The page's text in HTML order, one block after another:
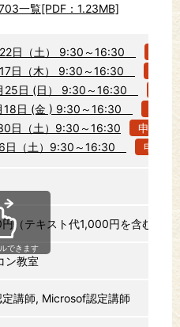
一覧[PDF：1.23MB]
日（土） 9:30～16:30
日（木） 9:30～16:30
25日 (日） 9:30～16:30
18日 (金 ) 9:30～16:30
日（土）9:30～16:30
申込む
日（土）9:30～16:30
申込む
（テキスト代1,000円を含む）
教室
講師, Microsof認定講師
できます